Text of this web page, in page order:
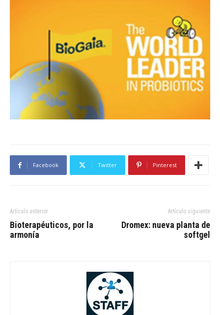
Facebook Twitter Pinterest
Artículo anterior
Bioterapéuticos, por la
armonía
Artículo siguiente
Dromex: nueva planta de
softgel